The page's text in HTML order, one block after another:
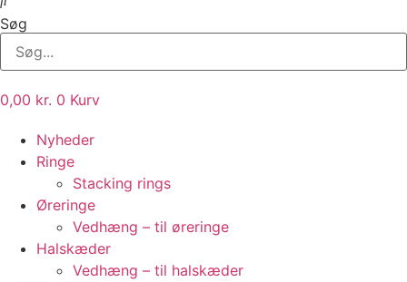
Søg
0,00 kr. 0 Kurv
Nyheder
Ringe
Stacking rings
Øreringe
Vedhæng – til øreringe
Halskæder
Vedhæng – til halskæder